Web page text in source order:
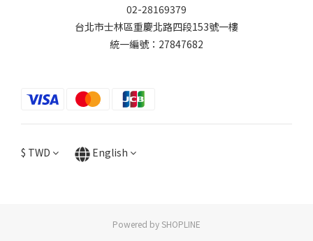
02-28169379
台北市士林區重慶北路四段153號一樓
統一編號：27847682
$ TWD English
Powered by SHOPLINE